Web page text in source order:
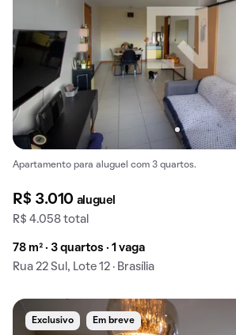
Apartamento para aluguel com 3 quartos.
R$ 3.010 aluguel
R$ 4.058 total
78 m² · 3 quartos · 1 vaga
Rua 22 Sul, Lote 12 · Brasília
Exclusivo Em breve